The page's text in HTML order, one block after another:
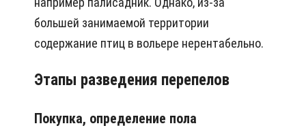
большей занимаемой территории
содержание птиц в вольере нерентабельно.
Этапы разведения перепелов
Покупка, определение пола